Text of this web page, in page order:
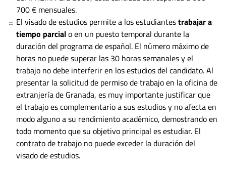
700 € mensuales.
El visado de estudios permite a los estudiantestrabajar a
tiempo parcialo en un puesto temporal durante la
duración del programa de español. El número máximo de
horas no puede superar las 30 horas semanales y el
trabajo no debe interferir en los estudios del candidato. Al
presentar la solicitud de permiso de trabajo en la oficina de
extranjería de Granada, es muy importante justificar que
el trabajo es complementario a sus estudios y no afecta en
modo alguno a su rendimiento académico, demostrando en
todo momento que su objetivo principal es estudiar. El
contrato de trabajo no puede exceder la duración del
visado de estudios.